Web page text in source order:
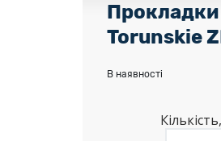
Прокладки
Torunskie
В наявності